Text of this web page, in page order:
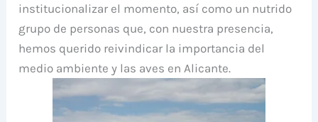
institucionalizar el momento, así como un nutrido
grupo de personas que, con nuestra presencia,
hemos querido reivindicar la importancia del
medio ambiente y las aves en Alicante.